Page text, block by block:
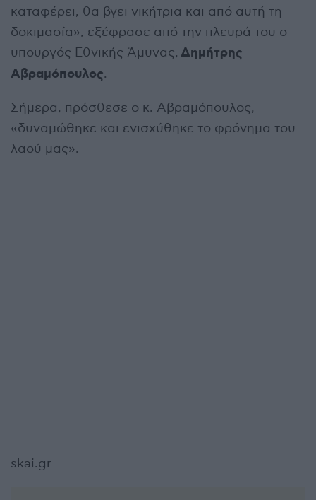
καταφέρει, θα βγει νικήτρια και από αυτή τη
δοκιμασία», εξέφρασε από την πλευρά του ο
υπουργός Εθνικής Άμυνας, Δημήτρης
Αβραμόπουλος.
Σήμερα, πρόσθεσε ο κ. Αβραμόπουλος,
«δυναμώθηκε και ενισχύθηκε το φρόνημα του
λαού μας».
skai.gr